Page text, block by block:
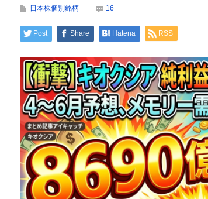
既婚男女の約7割がまさかの『こう』回...
Powered by livedoor 相互RSS
日本株個別銘柄 16
Post Share Hatena RSS